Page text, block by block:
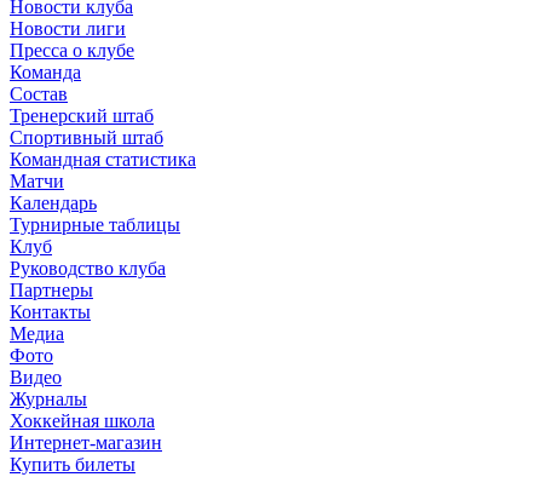
Новости клуба
Новости лиги
Пресса о клубе
Команда
Состав
Тренерский штаб
Спортивный штаб
Командная статистика
Матчи
Календарь
Турнирные таблицы
Клуб
Руководство клуба
Партнеры
Контакты
Медиа
Фото
Видео
Журналы
Хоккейная школа
Интернет-магазин
Купить билеты